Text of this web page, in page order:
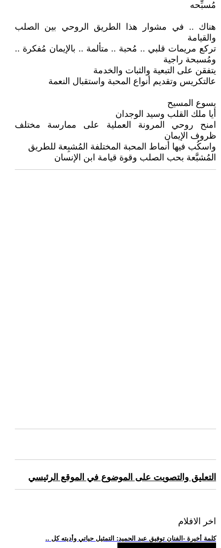
مُسبِّحه
هناك .. في مشوار هذا الطريق الروحي بين الصلب
والقيامة
تركع مريمات قلبي .. مُحبة .. متألمة .. بالإيمان مُفكرة ..
ومُسبحة راجية
يتفقن على التبعية والثبات والخدمة
عالتكريس وتقديم أنواع المحبة واستقبال النعمة
يسوع المسيح
أيا ملك القلب وسيد الوجدان
امنح روحي المرونة العملية على ممارسة مختلف
ظروف الإيمان
واسكُب فيها أنماط المحبة المختلفة المُشبِعة للطريق
المُشبَّعة بحب الصلب وقوة قيامة ابن الإنسان
التعليق والتصويت على الموضوع في الموقع الرئيسي
اخر الافلام
.. كلمة أخيرة -الفنان توفيق عبد الحميد: التمثيل حياتي وأديته كل